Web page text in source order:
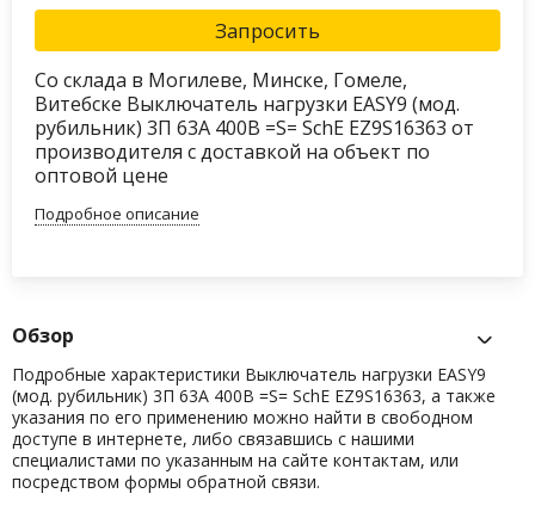
Запросить
Со склада в Могилеве, Минске, Гомеле,
Витебске Выключатель нагрузки EASY9 (мод.
рубильник) 3П 63А 400В =S= SchE EZ9S16363 от
производителя с доставкой на объект по
оптовой цене
Подробное описание
Обзор
Подробные характеристики Выключатель нагрузки EASY9
(мод. рубильник) 3П 63А 400В =S= SchE EZ9S16363, а также
указания по его применению можно найти в свободном
доступе в интернете, либо связавшись с нашими
специалистами по указанным на сайте контактам, или
посредством формы обратной связи.